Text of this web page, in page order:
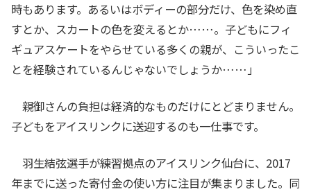
時もあります。あるいはボディーの部分だけ、色を染め直
すとか、スカートの色を変えるとか……。子どもにフィ
ギュアスケートをやらせている多くの親が、こういったこ
とを経験されているんじゃないでしょうか……」
親御さんの負担は経済的なものだけにとどまりません。
子どもをアイスリンクに送迎するのも一仕事です。
羽生結弦選手が練習拠点のアイスリンク仙台に、2017
年までに送った寄付金の使い方に注目が集まりました。同